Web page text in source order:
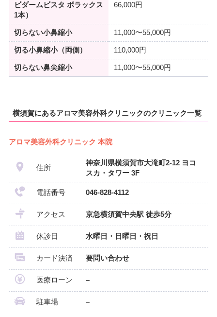
ビダームビスタ ボラックス
1本）
66,000円
切らない小鼻縮小 11,000〜55,000円
切る小鼻縮小（両側） 110,000円
切らない鼻尖縮小 11,000〜55,000円
横須賀にあるアロマ美容外科クリニックのクリニック一覧
アロマ美容外科クリニック 本院
住所
神奈川県横須賀市大滝町2-12 ヨコ
スカ・タワー 3F
電話番号 046-828-4112
アクセス 京急横須賀中央駅 徒歩5分
休診日 水曜日・日曜日・祝日
カード決済 要問い合わせ
医療ローン –
駐車場 –